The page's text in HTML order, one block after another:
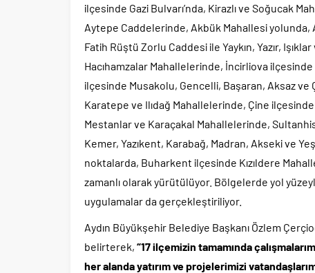
ilçesinde Gazi Bulvarı’nda, Kirazlı ve Soğucak
Aytepe Caddelerinde, Akbük Mahallesi
Fatih Rüştü Zorlu Caddesi ile Yaykın, Yazır,
Hacıhamzalar Mahallelerinde, İncirliova ilçesinde
ilçesinde Musakolu, Gencelli, Başaran, Aksaz
Karatepe ve Ilıdağ Mahallelerinde, Çine
Mestanlar ve Karaçakal Mahallelerinde,
Kemer, Yazıkent, Karabağ, Madran, Akseki ve
noktalarda, Buharkent ilçesinde Kızıldere
zamanlı olarak yürütülüyor. Bölgelerde yol
uygulamalar da gerçekleştiriliyor.
Aydın Büyükşehir Belediye Başkanı Özlem
belirterek, “17 ilçemizin tamamında
her alanda yatırım ve projelerimizi